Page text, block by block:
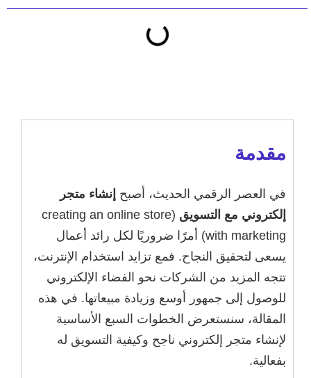
مقدمة
في العصر الرقمي الحديث، أصبح إنشاء متجر
إلكتروني مع التسويق (creating an online store
with marketing) أمرًا ضروريًا لكل رائد أعمال
يسعى لتحقيق النجاح. فمع تزايد استخدام الإنترنت،
تتجه المزيد من الشركات نحو الفضاء الإلكتروني
للوصول إلى جمهور أوسع وزيادة مبيعاتها. في هذه
المقالة، سنستعرض الخطوات السبع الأساسية
لإنشاء متجر إلكتروني ناجح وكيفية التسويق له
بفعالية.